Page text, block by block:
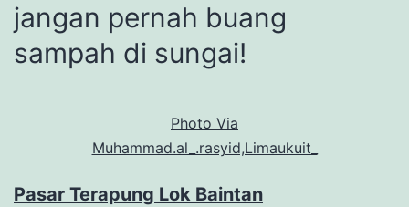
jangan pernah buang
sampah di sungai!
Photo Via
Muhammad.al_.rasyid,Limaukuit_
Pasar Terapung Lok Baintan